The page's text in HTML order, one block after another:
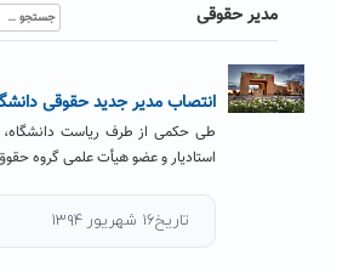
مدیر حقوقی
جستجو
برای:
انتصاب مدیر جدید حقوقی
طی حکمی از طرف ریاست دانشگاه،
استادیار و عضو هیأت علمی گروه
تاریخ۱۶ شهریور ۱۳۹۴